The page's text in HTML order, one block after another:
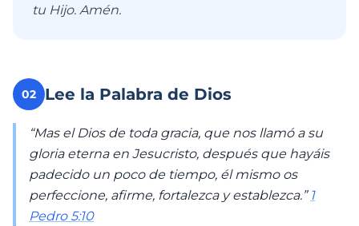
tu Hijo. Amén.
02 Lee la Palabra de Dios
“Mas el Dios de toda gracia, que nos llamó a su
gloria eterna en Jesucristo, después que hayáis
padecido un poco de tiempo, él mismo os
perfeccione, afirme, fortalezca y establezca.” 1
Pedro 5:10